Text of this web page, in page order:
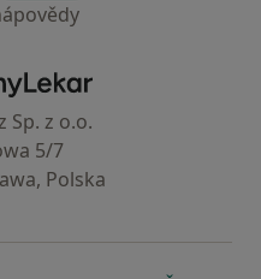
- Hlavní stránka
Sp. z o.o.
5/7
Polska